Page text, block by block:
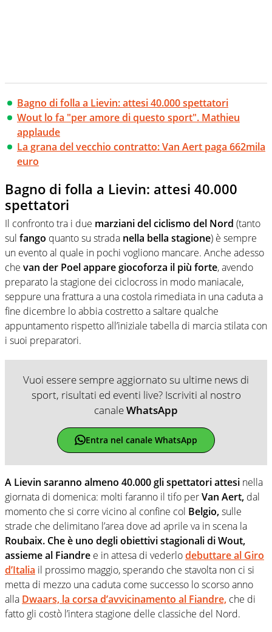
Bagno di folla a Lievin: attesi 40.000 spettatori
Wout lo fa "per amore di questo sport". Mathieu
applaude
La grana del vecchio contratto: Van Aert paga 662mila
euro
Bagno di folla a Lievin: attesi 40.000
spettatori
Il confronto tra i due marziani del ciclismo del Nord (tanto
sul fango quanto su strada nella bella stagione) è sempre
un evento al quale in pochi vogliono mancare. Anche adesso
che van der Poel appare giocoforza il più forte, avendo
preparato la stagione dei ciclocross in modo maniacale,
seppure una frattura a una costola rimediata in una caduta a
fine dicembre lo abbia costretto a saltare qualche
appuntamento rispetto all’iniziale tabella di marcia stilata con
i suoi preparatori.
Vuoi essere sempre aggiornato su ultime news di
sport, risultati ed eventi live? Iscriviti al nostro
canaleWhatsApp
Entra nel canale WhatsApp
A Lievin saranno almeno 40.000 gli spettatori attesi nella
giornata di domenica: molti faranno il tifo perVan Aert, dal
momento che si corre vicino al confine col Belgio,sulle
strade che delimitano l’area dove ad aprile va in scena la
Roubaix. Che è uno degli obiettivi stagionali di Wout,
assieme al Fiandre e in attesa di vederlodebuttare al Giro
d’Italia il prossimo maggio, sperando che stavolta non ci si
metta di mezzo una caduta come successo lo scorso anno
alla Dwaars, la corsa d’avvicinamento al Fiandre, che di
fatto gli costò l’intera stagione delle classiche del Nord.